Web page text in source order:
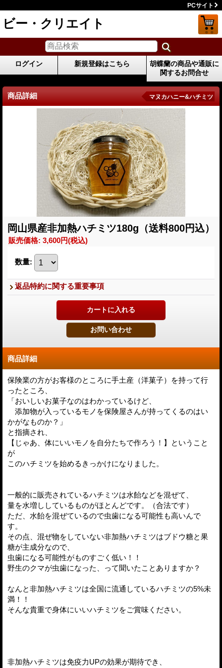
PCサイト
ビー・クリエイト
ログイン 新規登録はこちら
胡蝶蘭の商品や通販に
関するお問合せ
商品詳細 マヌカハニー&ハチミツ
岡山県産非加熱ハチミツ180g（送料800円込）
販売価格: 3,600円(税込)
数量:
返品特約に関する重要事項
商品詳細
保険業の方がお客様のところに手土産（洋菓子）を持って行
ったところ、
「おいしいお菓子なのはわかっているけど、
添加物が入っているモノを保険屋さんが持ってくるのはい
かがなものか？」
と指摘され、
【じゃあ、体にいいモノを自分たちで作ろう！】ということ
が
このハチミツを始めるきっかけになりました。
一般的に販売されているハチミツは水飴などを混ぜて、
量を水増ししているものがほとんどです。（合法です）
ただ、水飴を混ぜているので虫歯になる可能性も高いんで
す。
その点、混ぜ物をしていない非加熱ハチミツはブドウ糖と果
糖が主成分なので、
虫歯になる可能性がものすごく低い！！
野生のクマが虫歯になった、って聞いたことありますか？
なんと非加熱ハチミツは全国に流通しているハチミツの5%未
満！！
そんな貴重で身体にいいハチミツをご賞味ください。
非加熱ハチミツは免疫力UPの効果が期待でき、